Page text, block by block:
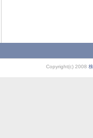
Copyright(c) 2008